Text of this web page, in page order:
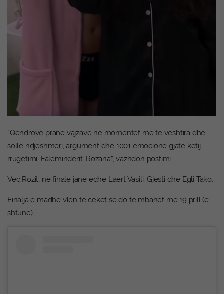
“Qëndrove pranë vajzave në momentet më të vështira dhe
solle ndjeshmëri, argument dhe 1001 emocione gjatë këtij
rrugëtimi. Faleminderit, Rozana”, vazhdon postimi.
Veç Rozit, në finale janë edhe Laert Vasili, Gjesti dhe Egli Tako.
Finalja e madhe vlen të ceket se do të mbahet më 19 prill (e
shtunë).